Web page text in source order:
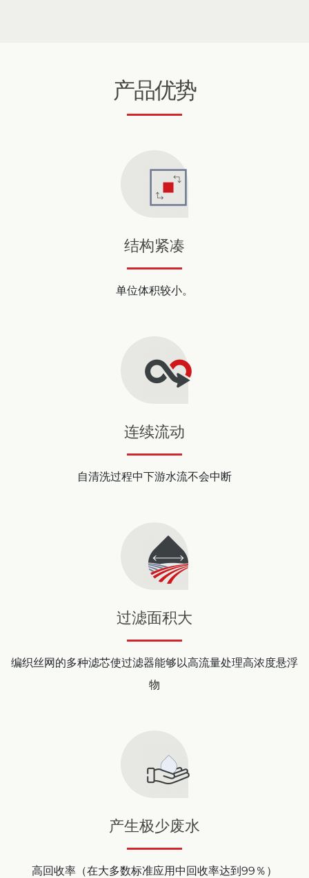
产品优势
结构紧凑
单位体积较小。
连续流动
自清洗过程中下游水流不会中断
过滤面积大
编织丝网的多种滤芯使过滤器能够以高流量处理高浓度悬浮
物
产生极少废水
高回收率（在大多数标准应用中回收率达到99％）